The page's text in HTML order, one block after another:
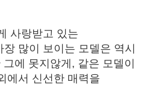
사랑받고 있는
많이 보이는 모델은 역시
에 못지않게, 같은 모델이
에서 신선한 매력을